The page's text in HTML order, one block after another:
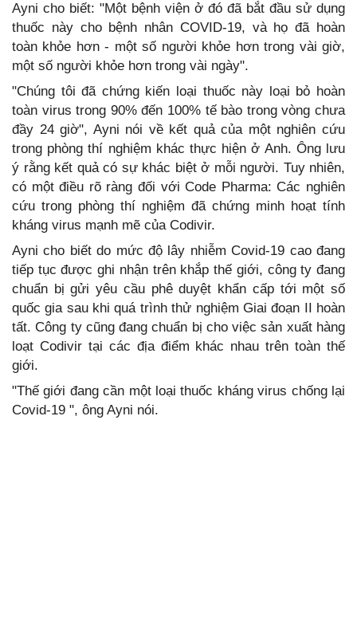
Ayni cho biết: "Một bệnh viện ở đó đã bắt đầu sử dụng
thuốc này cho bệnh nhân COVID-19, và họ đã hoàn
toàn khỏe hơn - một số người khỏe hơn trong vài giờ,
một số người khỏe hơn trong vài ngày".
"Chúng tôi đã chứng kiến loại thuốc này loại bỏ hoàn
toàn virus trong 90% đến 100% tế bào trong vòng chưa
đầy 24 giờ", Ayni nói về kết quả của một nghiên cứu
trong phòng thí nghiệm khác thực hiện ở Anh. Ông lưu
ý rằng kết quả có sự khác biệt ở mỗi người. Tuy nhiên,
có một điều rõ ràng đối với Code Pharma: Các nghiên
cứu trong phòng thí nghiệm đã chứng minh hoạt tính
kháng virus mạnh mẽ của Codivir.
Ayni cho biết do mức độ lây nhiễm Covid-19 cao đang
tiếp tục được ghi nhận trên khắp thế giới, công ty đang
chuẩn bị gửi yêu cầu phê duyệt khẩn cấp tới một số
quốc gia sau khi quá trình thử nghiệm Giai đoạn II hoàn
tất. Công ty cũng đang chuẩn bị cho việc sản xuất hàng
loạt Codivir tại các địa điểm khác nhau trên toàn thế
giới.
"Thế giới đang cần một loại thuốc kháng virus chống lại
Covid-19 ", ông Ayni nói.